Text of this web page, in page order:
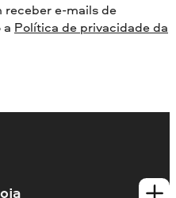
receber e-mails de
a Política de privacidade da